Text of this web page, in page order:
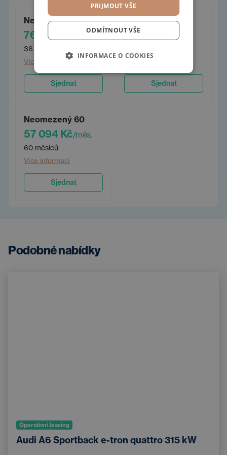
Neomezený 36
76 036 Kč /měs.
36 měsíců
Více informací
Sjednat
Neomezený 48
64 220 Kč /měs.
Sjednat
Neomezený 60
57 094 Kč/měs.
60 měsíců
Více informací
Sjednat
Podobné nabídky
Operativní leasing
Audi A6 Sportback e-tron quattro 315 kW
PRIJMOUT VŠE
ODMÍTNOUT VŠE
INFORMACE O COOKIES